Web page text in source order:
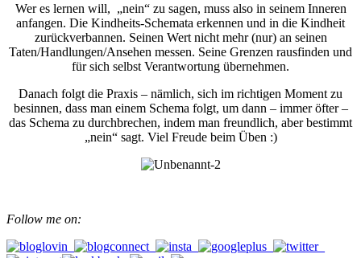
Wer es lernen will, „nein“ zu sagen, muss also in seinem Inneren
anfangen. Die Kindheits-Schemata erkennen und in die Kindheit
zurückverbannen. Seinen Wert nicht mehr (nur) an seinen
Taten/Handlungen/Ansehen messen. Seine Grenzen rausfinden und
für sich selbst Verantwortung übernehmen.
Danach folgt die Praxis – nämlich, sich im richtigen Moment zu
besinnen, dass man einem Schema folgt, um dann – immer öfter –
das Schema zu durchbrechen, indem man freundlich, aber bestimmt
„nein“ sagt. Viel Freude beim Üben :)
Follow me on: